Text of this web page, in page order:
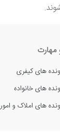
های کیفری
های خانواده
های املاک و